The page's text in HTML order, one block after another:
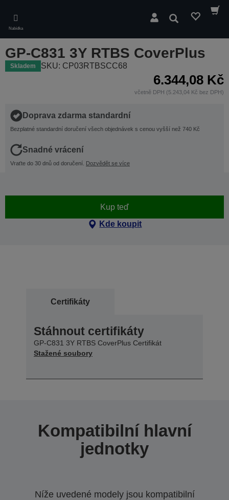
main
content
Nabídka
Hledat
GP-C831 3Y RTBS CoverPlus
Skladem SKU: CP03RTBSCC68
6.344,08 Kč
včetně DPH (5.243,04 Kč bez DPH)
Doprava zdarma standardní
Bezplatné standardní doručení všech objednávek s cenou vyšší než 740 Kč
Snadné vrácení
Vraťte do 30 dnů od doručení. Dozvědět se více
Kup teď
Kde koupit
Certifikáty
Stáhnout certifikáty
GP-C831 3Y RTBS CoverPlus Certifikát
Stažené soubory
Kompatibilní hlavní
jednotky
Níže uvedené modely jsou kompatibilní